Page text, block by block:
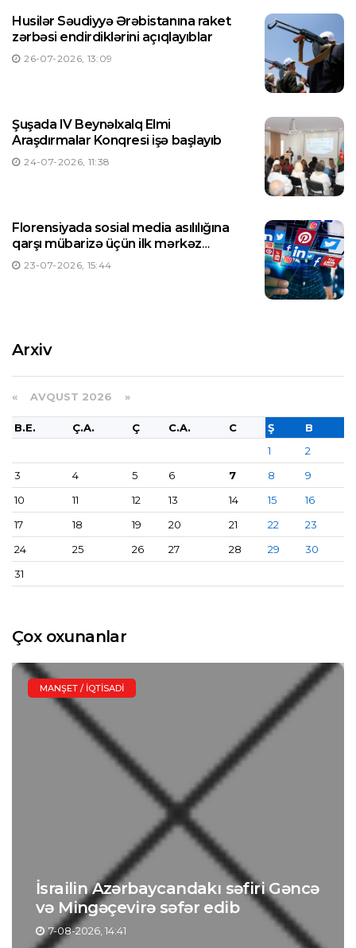
Husilər Səudiyyə Ərəbistanına raket
zərbəsi endirdiklərini açıqlayıblar
26-07-2026, 13:09
Şuşada IV Beynəlxalq Elmi
Araşdırmalar Konqresi işə başlayıb
24-07-2026, 11:38
Florensiyada sosial media asılılığına
qarşı mübarizə üçün ilk mərkəz
yaradılıb
23-07-2026, 15:44
Arxiv
« AVQUST 2026 »
B.E. Ç.A. Ç C.A. C Ş
B
1
2
3
4 5 6 7 8
9
10
11 12 13 14 15
16
17
18 19 20 21 22
23
24
25 26 27 28 29
30
31
Çox oxunanlar
MANŞET / İQTISADI
İsrailin Azərbaycandakı səfiri Gəncə
və Mingəçevirə səfər edib
7-08-2026, 14:41